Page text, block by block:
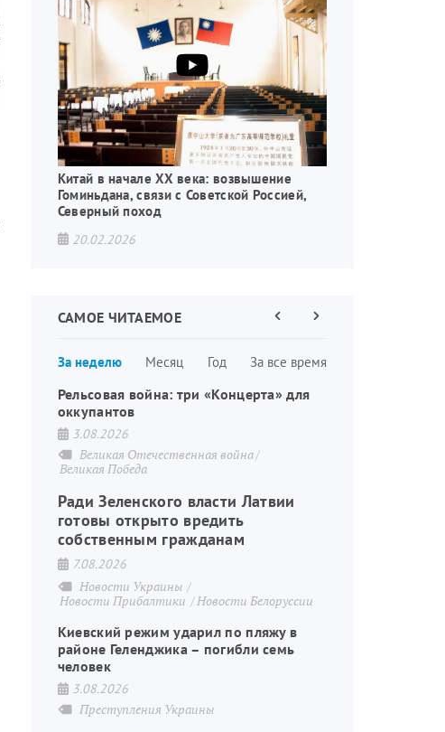
Китай в начале XX века: возвышение
Гоминьдана, связи с Советской Россией,
Северный поход
20.02.2026
САМОЕ ЧИТАЕМОЕ
За неделю Месяц Год За все время
страниц
ПредыдущаяСледующая
Рельсовая война: три «Концерта» для
оккупантов
3.08.2026
Великая Отечественная война
Великая Победа
Ради Зеленского власти Латвии
готовы открыто вредить
собственным гражданам
7.08.2026
Новости Украины
Новости Прибалтики
Новости Белоруссии
Киевский режим ударил по пляжу в
районе Геленджика – погибли семь
человек
3.08.2026
Преступления Украины